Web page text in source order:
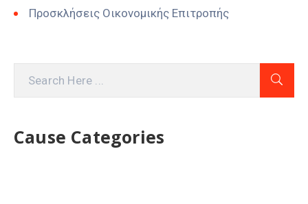
Προσκλήσεις Οικονομικής Επιτροπής
Cause Categories